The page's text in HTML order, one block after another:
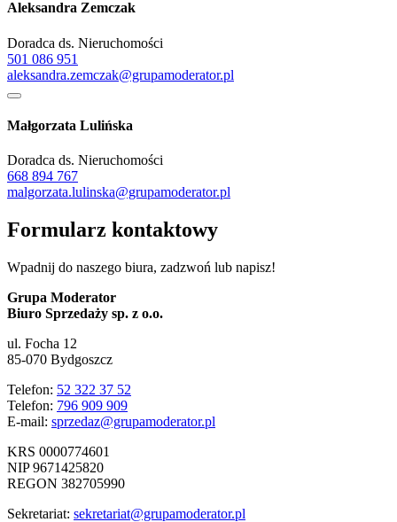
Aleksandra Zemczak
Doradca ds. Nieruchomości
501 086 951
aleksandra.zemczak@grupamoderator.pl
Małgorzata Lulińska
Doradca ds. Nieruchomości
668 894 767
malgorzata.lulinska@grupamoderator.pl
Formularz kontaktowy
Wpadnij do naszego biura, zadzwoń lub napisz!
Grupa Moderator
Biuro Sprzedaży sp. z o.o.
ul. Focha 12
85-070 Bydgoszcz
Telefon: 52 322 37 52
Telefon: 796 909 909
E-mail: sprzedaz@grupamoderator.pl
KRS 0000774601
NIP 9671425820
REGON 382705990
Sekretariat: sekretariat@grupamoderator.pl